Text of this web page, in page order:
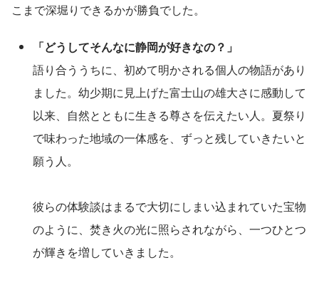
こまで深堀りできるかが勝負でした。
「どうしてそんなに静岡が好きなの？」
語り合ううちに、初めて明かされる個人の物語があり
ました。幼少期に見上げた富士山の雄大さに感動して
以来、自然とともに生きる尊さを伝えたい人。夏祭り
で味わった地域の一体感を、ずっと残していきたいと
願う人。
彼らの体験談はまるで大切にしまい込まれていた宝物
のように、焚き火の光に照らされながら、一つひとつ
が輝きを増していきました。